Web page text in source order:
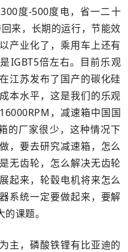
度-500度电，省一二十
来，长期的运行，节能效
产业化了，乘用车上还有
IGBT5倍左右。目前乐观
江苏发布了国产的碳化硅
本水平，这是我们的乐观
，减速箱中国国
的厂家很少，这种情况下
，要去研究减速箱，怎么
无齿轮，怎么解决无齿轮
起来，轮毂电机将来怎么
系统一定要做起来，要解
大的课题。
主，磷酸铁锂有比亚迪的